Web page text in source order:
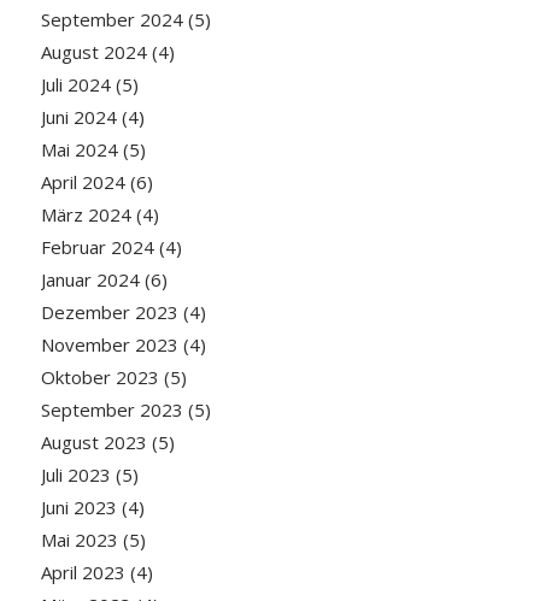
September 2024(5)
August 2024(4)
Juli 2024(5)
Juni 2024(4)
Mai 2024(5)
April 2024(6)
März 2024(4)
Februar 2024(4)
Januar 2024(6)
Dezember 2023 (4)
November 2023 (4)
Oktober 2023 (5)
September 2023 (5)
August 2023 (5)
Juli 2023 (5)
Juni 2023 (4)
Mai 2023 (5)
April 2023 (4)